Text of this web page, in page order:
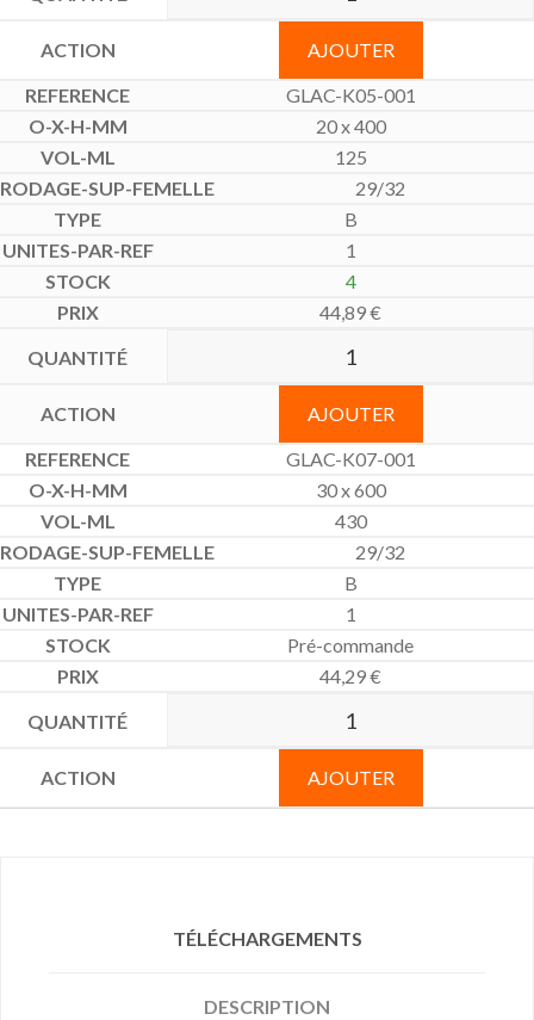
AJOUTER
GLAC-K05-001
20 x 400
125
29/32
B
1
4
44,89€
AJOUTER
GLAC-K07-001
30 x 600
430
29/32
B
1
Pré-commande
44,29€
AJOUTER
TÉLÉCHARGEMENTS
DESCRIPTION